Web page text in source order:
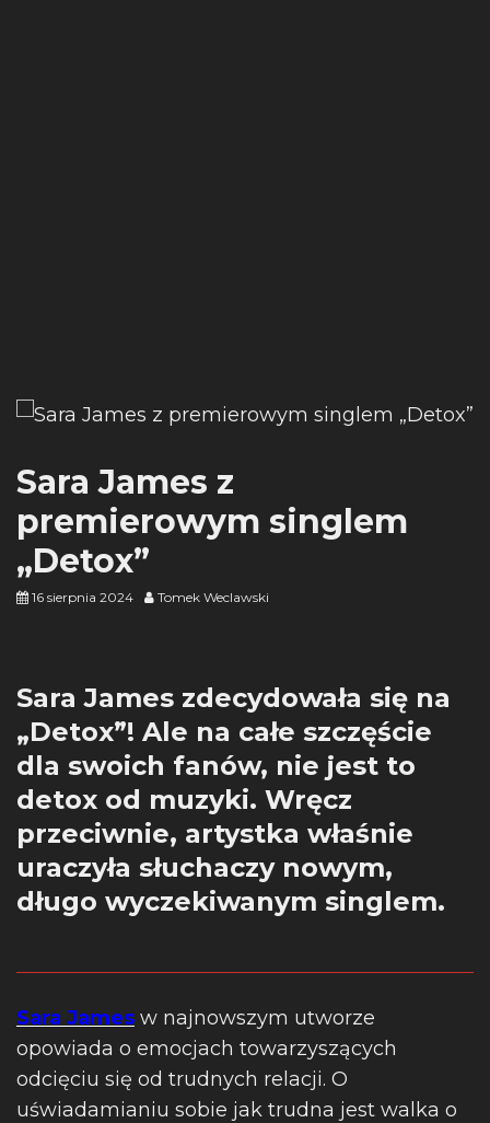
Sara James z
premierowym singlem
„Detox”
16 sierpnia 2024 Tomek Weclawski
Sara James zdecydowała się na
„Detox”! Ale na całe szczęście
dla swoich fanów, nie jest to
detox od muzyki. Wręcz
przeciwnie, artystka właśnie
uraczyła słuchaczy nowym,
długo wyczekiwanym singlem.
Sara James w najnowszym utworze
opowiada o emocjach towarzyszących
odcięciu się od trudnych relacji. O
uświadamianiu sobie jak trudna jest walka o